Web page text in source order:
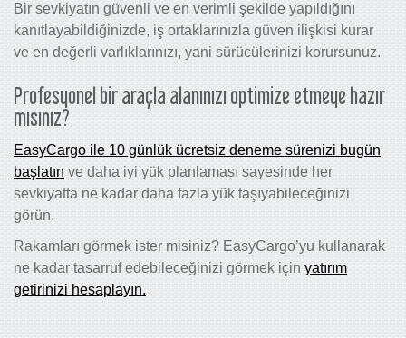
Bir sevkiyatın güvenli ve en verimli şekilde yapıldığını
kanıtlayabildiğinizde, iş ortaklarınızla güven ilişkisi kurar
ve en değerli varlıklarınızı, yani sürücülerinizi korursunuz.
Profesyonel bir araçla alanınızı optimize etmeye hazır
mısınız?
EasyCargo ile 10 günlük ücretsiz deneme sürenizi bugün
başlatın ve daha iyi yük planlaması sayesinde her
sevkiyatta ne kadar daha fazla yük taşıyabileceğinizi
görün.
Rakamları görmek ister misiniz? EasyCargo’yu kullanarak
ne kadar tasarruf edebileceğinizi görmek için yatırım
getirinizi hesaplayın.